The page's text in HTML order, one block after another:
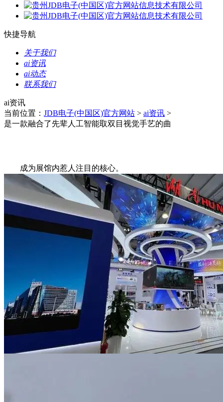
快捷导航
关于我们
ai资讯
ai动态
联系我们
ai资讯
当前位置： JDB电子(中国区)官方网站 > ai资讯 >
是一款融合了先辈人工智能取双目视觉手艺的曲
成为展馆内惹人注目的核心。